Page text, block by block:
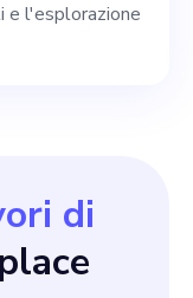
e l'esplorazione
di